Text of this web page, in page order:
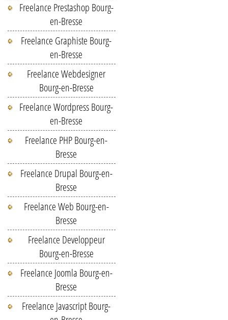
Freelance Prestashop Bourg-
en-Bresse
Freelance Graphiste Bourg-
en-Bresse
Freelance Webdesigner
Bourg-en-Bresse
Freelance Wordpress Bourg-
en-Bresse
Freelance PHP Bourg-en-
Bresse
Freelance Drupal Bourg-en-
Bresse
Freelance Web Bourg-en-
Bresse
Freelance Developpeur
Bourg-en-Bresse
Freelance Joomla Bourg-en-
Bresse
Freelance Javascript Bourg-